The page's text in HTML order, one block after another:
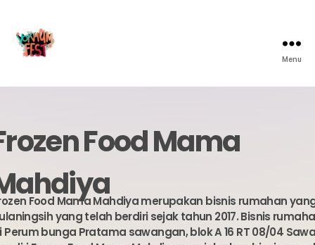
Menu
Food Mama
Food Mama Mahdiya merupakan bisnis rumahan
yang telah berdiri sejak tahun 2017. Bisnis
Perum bunga Pratama sawangan, blok A 16 RT 08/04